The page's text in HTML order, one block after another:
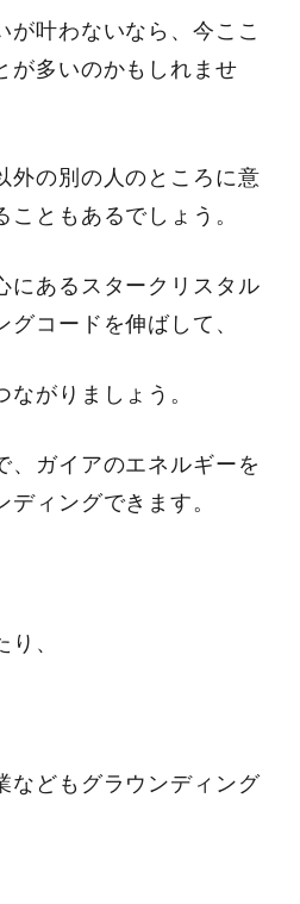
が叶わないなら、今ここ
が多いのかもしれませ
外の別の人のところに意
ともあるでしょう。
にあるスタークリスタル
コードを伸ばして、
がりましょう。
、ガイアのエネルギーを
ィングできます。
、
などもグラウンディング